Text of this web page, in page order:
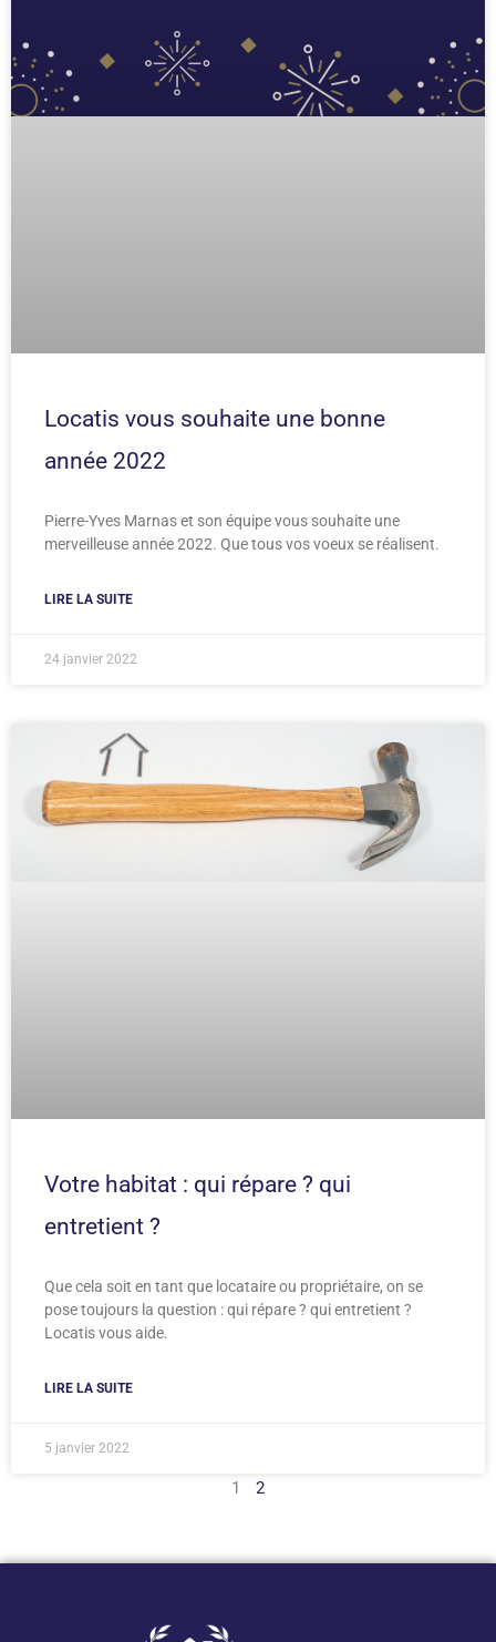
Locatis vous souhaite une bonne
année 2022
Pierre-Yves Marnas et son équipe vous souhaite une
merveilleuse année 2022. Que tous vos voeux se réalisent.
LIRE LA SUITE
24 janvier 2022
Votre habitat : qui répare ? qui
entretient ?
Que cela soit en tant que locataire ou propriétaire, on se
pose toujours la question : qui répare ? qui entretient ?
Locatis vous aide.
LIRE LA SUITE
5 janvier 2022
1 2